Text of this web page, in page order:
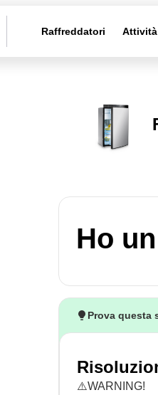
Raffreddatori Attività
Ho
Prova questa
⚠️WARNING!